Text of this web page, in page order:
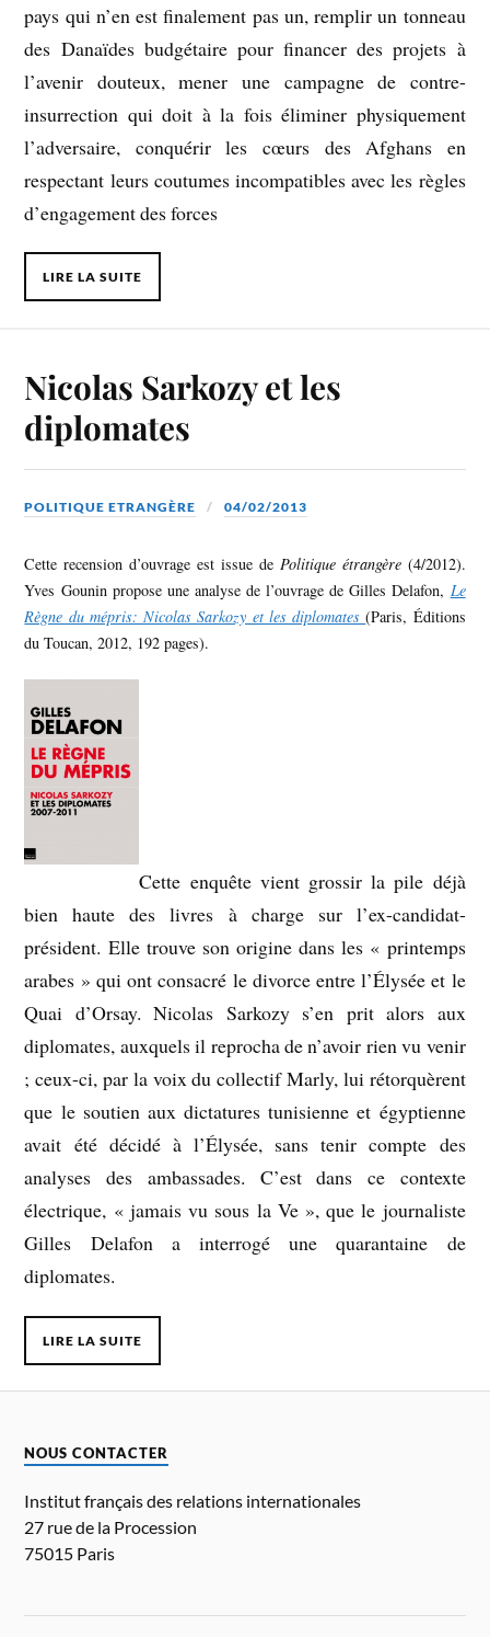
pays qui n’en est finalement pas un, remplir un tonneau
des Danaïdes budgétaire pour financer des projets à
l’avenir douteux, mener une campagne de contre-
insurrection qui doit à la fois éliminer physiquement
l’adversaire, conquérir les cœurs des Afghans en
respectant leurs coutumes incompatibles avec les règles
d’engagement des forces
LIRE LA SUITE
Nicolas Sarkozy et les
diplomates
POLITIQUE ETRANGÈRE 04/02/2013
Cette recension d’ouvrage est issue de Politique étrangère(4/2012).
Yves Gounin propose une analyse de l’ouvrage de Gilles Delafon, Le
Règne du mépris: Nicolas Sarkozy et les diplomates(Paris, Éditions
du Toucan, 2012, 192 pages).
Cette enquête vient grossir la pile déjà
bien haute des livres à charge sur l’ex-candidat-
président. Elle trouve son origine dans les « printemps
arabes » qui ont consacré le divorce entre l’Élysée et le
Quai d’Orsay. Nicolas Sarkozy s’en prit alors aux
diplomates, auxquels il reprocha de n’avoir rien vu venir
; ceux-ci, par la voix du collectif Marly, lui rétorquèrent
que le soutien aux dictatures tunisienne et égyptienne
avait été décidé à l’Élysée, sans tenir compte des
analyses des ambassades. C’est dans ce contexte
électrique, « jamais vu sous la Ve », que le journaliste
Gilles Delafon a interrogé une quarantaine de
diplomates.
LIRE LA SUITE
NOUS CONTACTER
Institut français des relations internationales
27 rue de la Procession
75015 Paris